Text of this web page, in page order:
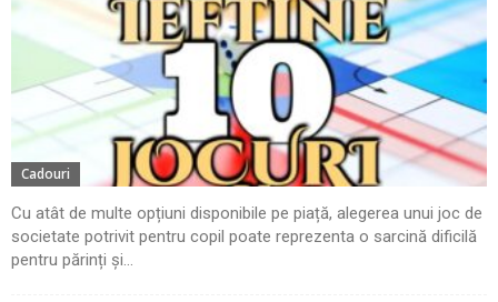
Cadouri
Cu atât de multe opțiuni disponibile pe piață, alegerea unui joc de
societate potrivit pentru copil poate reprezenta o sarcină dificilă
pentru părinți și...